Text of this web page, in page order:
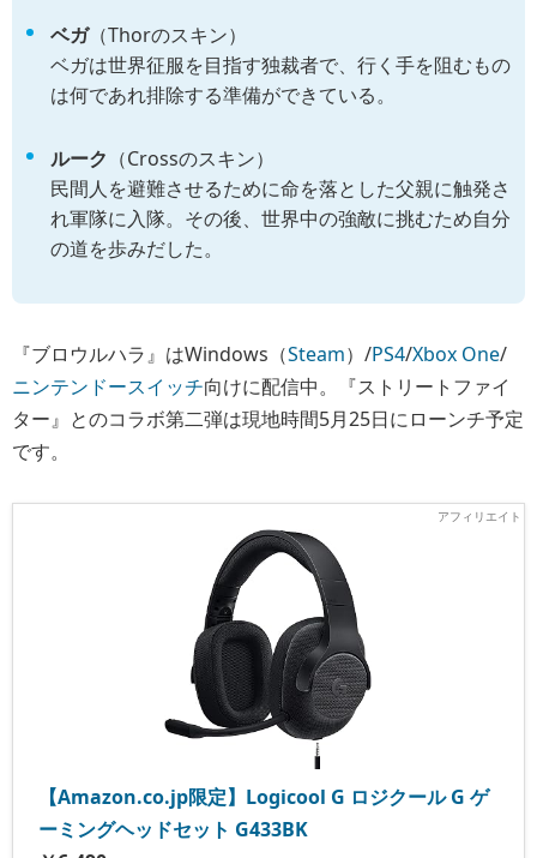
ベガ（Thorのスキン）
ベガは世界征服を目指す独裁者で、行く手を阻むもの
は何であれ排除する準備ができている。
ルーク （Crossのスキン）
民間人を避難させるために命を落とした父親に触発さ
れ軍隊に入隊。その後、世界中の強敵に挑むため自分
の道を歩みだした。
『ブロウルハラ』はWindows（Steam）/PS4/Xbox One/
ニンテンドースイッチ向けに配信中。『ストリートファイ
ター』とのコラボ第二弾は現地時間5月25日にローンチ予定
です。
【Amazon.co.jp限定】Logicool G ロジクール G ゲ
ーミングヘッドセット G433BK